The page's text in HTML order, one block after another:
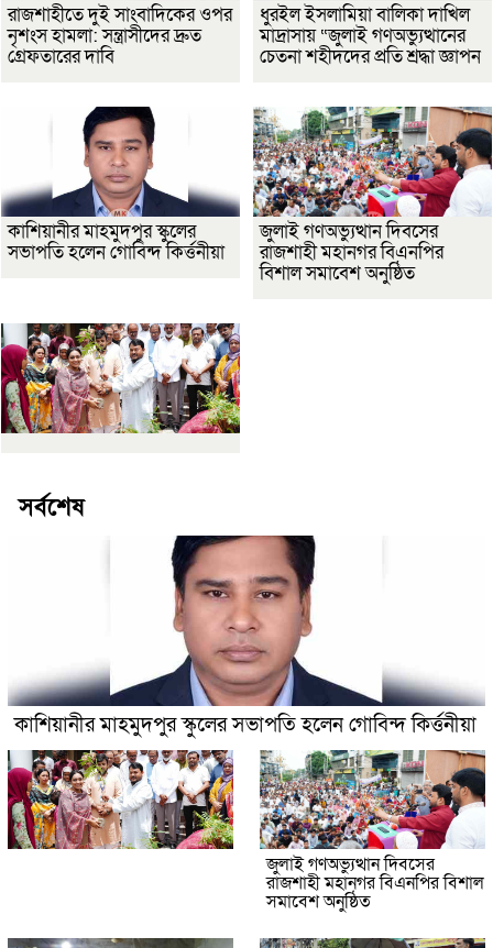
রাজশাহীতে দুই সাংবাদিকের ওপর
নৃশংস হামলা: সন্ত্রাসীদের দ্রুত
গ্রেফতারের দাবি
ধুরইল ইসলামিয়া বালিকা দাখিল
মাদ্রাসায় “জুলাই গণঅভ্যুত্থানের
চেতনা শহীদদের প্রতি শ্রদ্ধা জ্ঞাপন
কাশিয়ানীর মাহমুদপুর স্কুলের
সভাপতি হলেন গোবিন্দ কির্ত্তনীয়া
জুলাই গণঅভ্যুত্থান দিবসের
রাজশাহী মহানগর বিএনপির
বিশাল সমাবেশ অনুষ্ঠিত
সর্বশেষ
কাশিয়ানীর মাহমুদপুর স্কুলের সভাপতি হলেন গোবিন্দ কির্ত্তনীয়া
জুলাই গণঅভ্যুত্থান দিবসের
রাজশাহী মহানগর বিএনপির বিশাল
সমাবেশ অনুষ্ঠিত